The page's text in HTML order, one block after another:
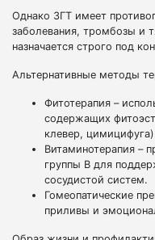
Однако ЗГТ имеет
заболевания, тромбозы и
назначается строго под
Альтернативные методы
Фитотерапия –
содержащих
клевер,
Витаминотерапия –
группы B для
сосудистой систем.
Гомеопатические
приливы и